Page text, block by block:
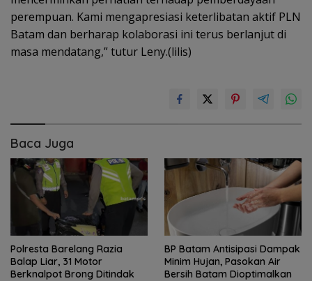
perempuan. Kami mengapresiasi keterlibatan aktif PLN
Batam dan berharap kolaborasi ini terus berlanjut di
masa mendatang,” tutur Leny.(lilis)
Baca Juga
Polresta Barelang Razia
Balap Liar, 31 Motor
Berknalpot Brong Ditindak
BP Batam Antisipasi Dampak
Minim Hujan, Pasokan Air
Bersih Batam Dioptimalkan